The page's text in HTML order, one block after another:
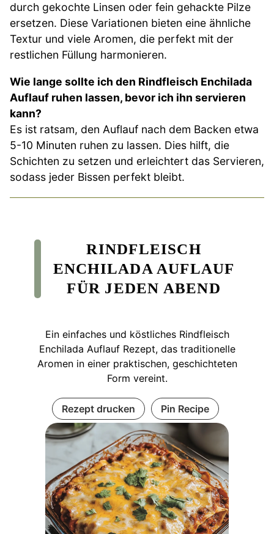
durch gekochte Linsen oder fein gehackte Pilze
ersetzen. Diese Variationen bieten eine ähnliche
Textur und viele Aromen, die perfekt mit der
restlichen Füllung harmonieren.
Wie lange sollte ich den Rindfleisch Enchilada
Auflauf ruhen lassen, bevor ich ihn servieren
kann?
Es ist ratsam, den Auflauf nach dem Backen etwa
5-10 Minuten ruhen zu lassen. Dies hilft, die
Schichten zu setzen und erleichtert das Servieren,
sodass jeder Bissen perfekt bleibt.
RINDFLEISCH
ENCHILADA AUFLAUF
FÜR JEDEN ABEND
Ein einfaches und köstliches Rindfleisch
Enchilada Auflauf Rezept, das traditionelle
Aromen in einer praktischen, geschichteten
Form vereint.
Rezept drucken Pin Recipe